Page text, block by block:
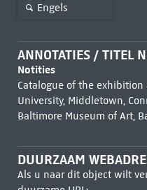
Engels
ANNOTATIES / TITEL
Notities
Catalogue of the exhibition
University, Middletown,
Baltimore Museum of Art,
DUURZAAM
Als u naar dit object wilt